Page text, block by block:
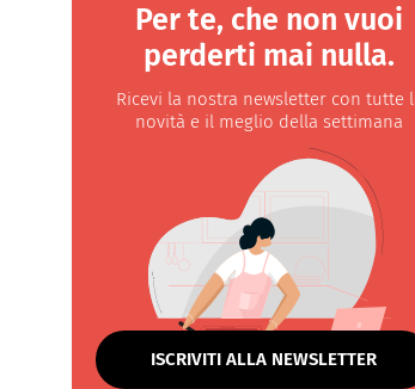
Per te, che non vuoi
perderti mai nulla.
Ricevi la nostra newsletter con tutte
novità e il meglio della settimana
ISCRIVITI ALLA NEWSLETTER